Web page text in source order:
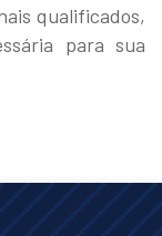
qualificados,
para sua